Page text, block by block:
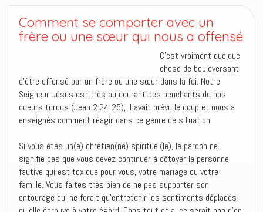
Comment se comporter avec un
frère ou une sœur qui nous a offensé
C’est vraiment quelque
chose de bouleversant
d’être offensé par un frère ou une sœur dans la foi. Notre
Seigneur Jésus est très au courant des penchants de nos
coeurs tordus (Jean 2:24-25), Il avait prévu le coup et nous a
enseignés comment réagir dans ce genre de situation.
Si vous êtes un(e) chrétien(ne) spirituel(le), le pardon ne
signifie pas que vous devez continuer à côtoyer la personne
fautive qui est toxique pour vous, votre mariage ou votre
famille. Vous faites très bien de ne pas supporter son
entourage qui ne ferait qu’entretenir les sentiments déplacés